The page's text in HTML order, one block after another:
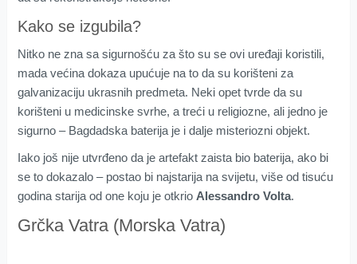
Kako se izgubila?
Nitko ne zna sa sigurnošću za što su se ovi uređaji koristili,
mada većina dokaza upućuje na to da su korišteni za
galvanizaciju ukrasnih predmeta. Neki opet tvrde da su
korišteni u medicinske svrhe, a treći u religiozne, ali jedno je
sigurno – Bagdadska baterija je i dalje misteriozni objekt.
Iako još nije utvrđeno da je artefakt zaista bio baterija, ako bi
se to dokazalo – postao bi najstarija na svijetu, više od tisuću
godina starija od one koju je otkrio Alessandro Volta.
Grčka Vatra (Morska Vatra)